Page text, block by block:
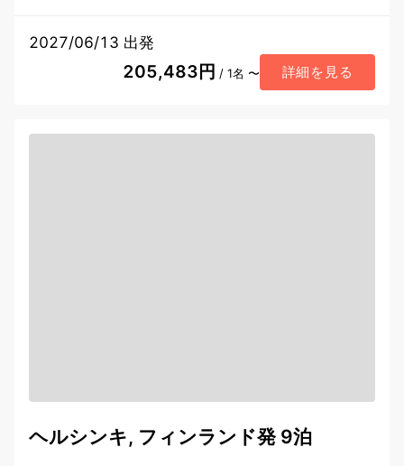
2027/06/13 出発
205,483円 / 1名 〜 詳細を見る
ヘルシンキ, フィンランド発 9泊